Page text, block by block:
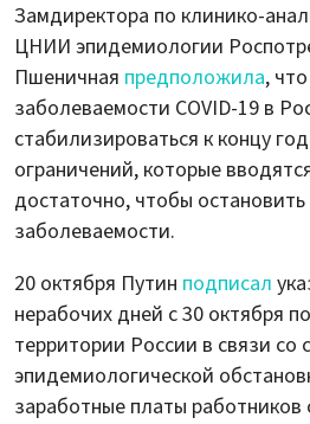
Замдиректора по клинико-
ЦНИИ эпидемиологии
Пшеничная предположила,
заболеваемости COVID-19 в
стабилизироваться к концу
ограничений, которые
достаточно, чтобы остановить
заболеваемости.
20 октября Путин подписал
нерабочих дней с 30 октября
территории России в связи со
эпидемиологической
заработные платы работников